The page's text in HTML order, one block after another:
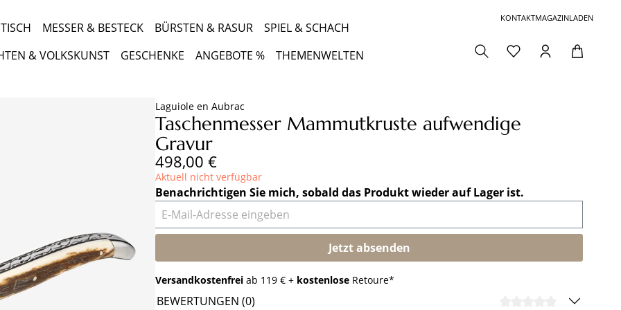
KONTAKTMAGAZINLADEN
MESSER & BESTECK BÜRSTEN & RASUR
SPIEL & SCHACH
& VOLKSKUNST
GESCHENKE ANGEBOTE % THEMENWELTEN
Laguiole en Aubrac
Taschenmesser Mammutkruste aufwendige
Gravur
Regulärer Preis:
498,00 €
Aktuell nicht verfügbar
Benachrichtigen Sie mich, sobald das Produkt wieder auf Lager ist.
E-Mail-Adresse eingeben
Jetzt absenden
Versandkostenfrei ab 119 € + kostenlose Retoure*
BEWERTUNGEN (0)